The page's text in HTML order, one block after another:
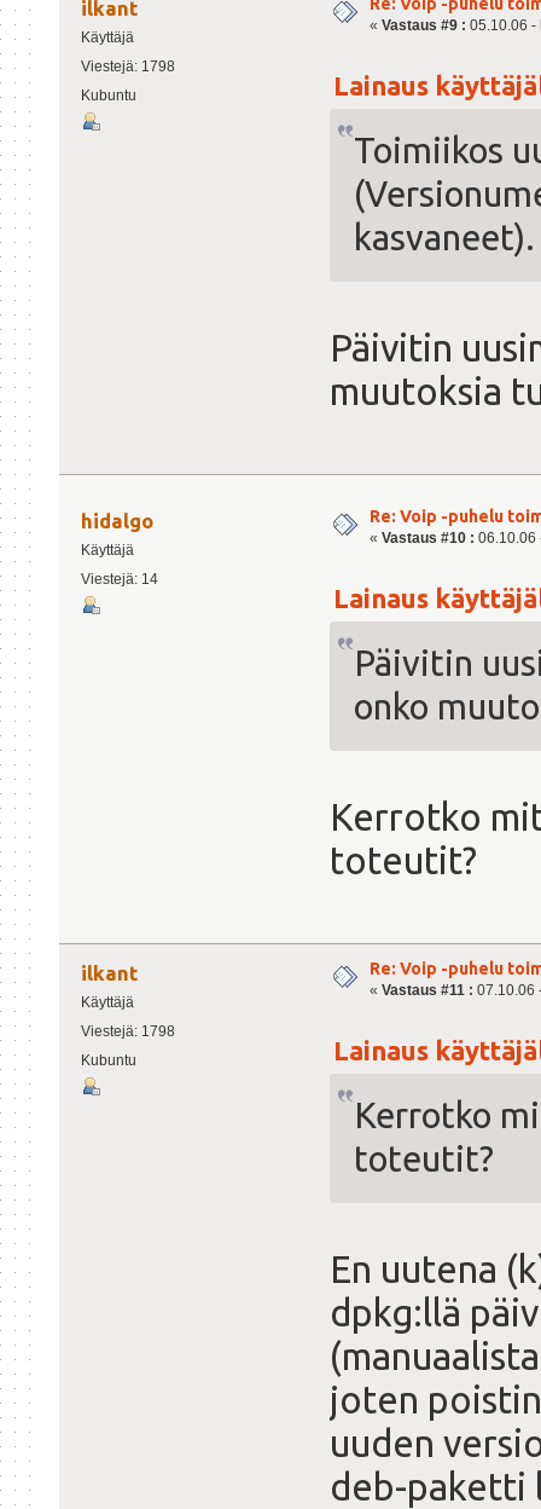
ilkant
Käyttäjä
Viestejä: 1798
Kubuntu
Re: Voip -puhelu
« Vastaus #9 : 05.10.06 -
Lainaus
Toimiikos
kasvaneet).
Päivitin
muutoksia
hidalgo
Käyttäjä
Viestejä: 14
Re: Voip -puhelu
« Vastaus #10 : 06.10.06
Lainaus
Päivitin
onko
Kerrotko
toteutit?
ilkant
Käyttäjä
Viestejä: 1798
Kubuntu
Re: Voip -puhelu
« Vastaus #11 : 07.10.06
Lainaus
Kerrotko
toteutit?
En uutena
dpkg:llä
joten poistin
uuden
deb-paketti